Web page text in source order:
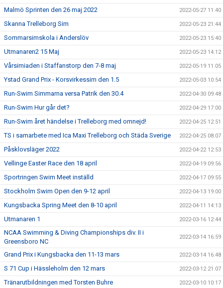
Malmö Sprinten den 26 maj 2022 2022-05-27 11:40
Skanna Trelleborg Sim 2022-05-23 21:44
Sommarsimskola i Anderslöv 2022-05-23 15:40
Utmanaren2 15 Maj 2022-05-23 14:12
Vårsimiaden i Staffanstorp den 7-8 maj 2022-05-19 11:05
Ystad Grand Prix - Korsvirkessim den 1.5 2022-05-03 10:54
Run-Swim Simmarna versa Patrik den 30.4 2022-04-30 09:48
Run-Swim Hur går det? 2022-04-29 17:00
Run-Swim året händelse i Trelleborg med omnejd! 2022-04-25 12:51
TS i samarbete med Ica Maxi Trelleborg och Städa Sverige 2022-04-25 08:07
Påsklovsläger 2022 2022-04-22 12:53
Vellinge Easter Race den 18 april 2022-04-19 09:56
Sportringen Swim Meet inställd 2022-04-17 09:55
Stockholm Swim Open den 9-12 april 2022-04-13 19:00
Kungsbacka Spring Meet den 8-10 april 2022-04-11 14:13
Utmanaren 1 2022-03-16 12:44
NCAA Swimming & Diving Championships div. II i
Greensboro NC
2022-03-14 16:59
Grand Prix i Kungsbacka den 11-13 mars 2022-03-14 16:48
S 71 Cup i Hässleholm den 12 mars 2022-03-12 21:07
Tränarutbildningen med Torsten Buhre 2022-03-10 10:17